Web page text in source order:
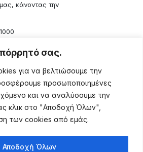
σας.
για να βελτιώσουμε την
προσωποποιημένες
και να αναλύσουμε την
κλικ στο "Αποδοχή Όλων",
των cookies από εμάς.
Αποδοχή Όλων
κάνοντας την